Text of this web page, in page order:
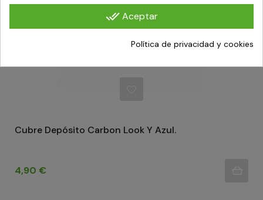
Cubre Depósito Carbon Look Y Azul.
Precio
4,90 €
done_all Aceptar
Política de privacidad y cookies